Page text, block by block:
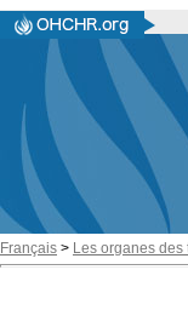
Français > Les organes